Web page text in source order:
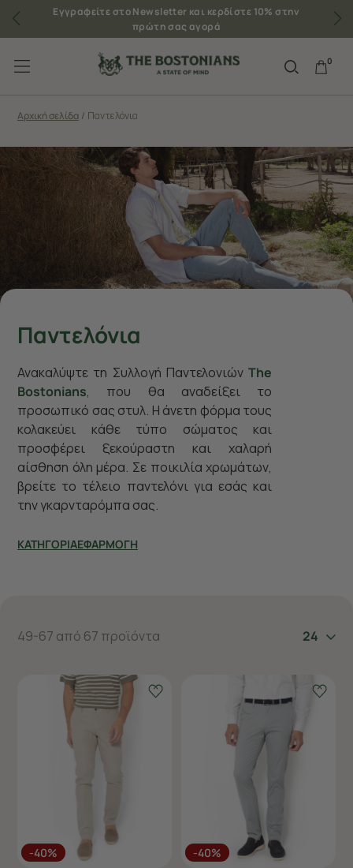
Εγγραφείτε στο Newsletter και κερδίστε 10% στην
πρώτη σας αγορά
0
Παντελόνια
Ανακαλύψτε τη Συλλογή ΠαντελονιώνThe
Bostonians, που θα αναδείξει το
προσωπικό σας στυλ. Η άνετη φόρμα τους
κολακεύει κάθε τύπο σώματος και
προσφέρει ξεκούραστη και χαλαρή
αίσθηση όλη μέρα. Σε ποικιλία χρωμάτων,
βρείτε το τέλειο παντελόνι για εσάς και
την γκαρνταρόμπα σας.
ΚΑΤΗΓΟΡΙΑΕΦΑΡΜΟΓΗ
Αρχική σελίδα / Παντελόνια
49-67 από 67 προϊόντα 24
-40% -40%